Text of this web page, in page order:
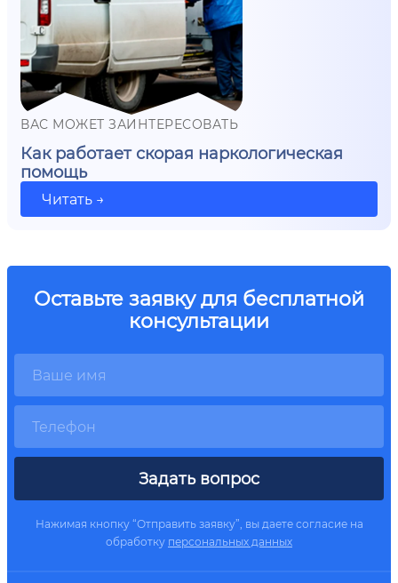
ВАС МОЖЕТ ЗАИНТЕРЕСОВАТЬ
Как работает скорая наркологическая
помощь
Читать →
Оставьте заявку для бесплатной
консультации
Задать вопрос
Нажимая кнопку “Отправить заявку”, вы даете согласие на
обработку персональных данных